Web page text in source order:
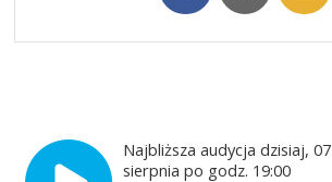
Najbliższa audycja dzisiaj, 07
sierpnia po godz. 19:00